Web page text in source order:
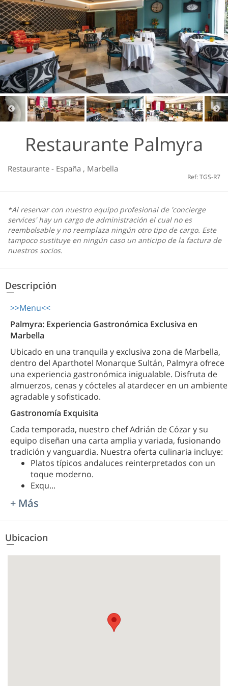
Restaurante Palmyra
Restaurante - España , Marbella
Ref: TGS-R7
*Al reservar con nuestro equipo profesional de 'concierge
services' hay un cargo de administración el cual no es
reembolsable y no reemplaza ningún otro tipo de cargo. Este
tampoco sustituye en ningún caso un anticipo de la factura de
nuestros socios.
Descripción
>>Menu<<
Palmyra: Experiencia Gastronómica Exclusiva en
Marbella
Ubicado en una tranquila y exclusiva zona de Marbella,
dentro del Aparthotel Monarque Sultán, Palmyra ofrece
una experiencia gastronómica inigualable. Disfruta de
almuerzos, cenas y cócteles al atardecer en un ambiente
agradable y sofisticado.
Gastronomía Exquisita
Cada temporada, nuestro chef Adrián de Cózar y su
equipo diseñan una carta amplia y variada, fusionando
tradición y vanguardia. Nuestra oferta culinaria incluye:
Platos típicos andaluces reinterpretados con un
toque moderno.
Exqu...
+ Más
Ubicacion